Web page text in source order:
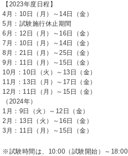
【2023年度日程】
4月：10日（月）～14日（金）
5月：試験施行休止期間
6月：12日（月）～16日（金）
7月：10日（月）～14日（金）
8月：21日（月）～25日（金）
9月：11日（月）～15日（金）
10月：10日（火）～13日（金）
11月：13日（月）～17日（金）
12月：11日（月）～15日（金）
（2024年）
1月：9日（火）～12日（金）
2月：13日（火）～16日（金）
3月：11日（月）～15日（金）
※試験時間は、10:00（試験開始）～